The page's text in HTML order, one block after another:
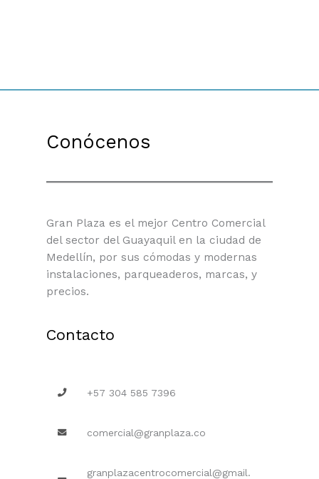
Conócenos
Gran Plaza es el mejor Centro Comercial
del sector del Guayaquil en la ciudad de
Medellín, por sus cómodas y modernas
instalaciones, parqueaderos, marcas, y
precios.
Contacto
+57 304 585 7396
comercial@granplaza.co
granplazacentrocomercial@gmail.